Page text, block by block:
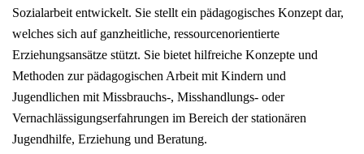
Sozialarbeit entwickelt. Sie stellt ein pädagogisches Konzept dar,
welches sich auf ganzheitliche, ressourcenorientierte
Erziehungsansätze stützt. Sie bietet hilfreiche Konzepte und
Methoden zur pädagogischen Arbeit mit Kindern und
Jugendlichen mit Missbrauchs-, Misshandlungs- oder
Vernachlässigungserfahrungen im Bereich der stationären
Jugendhilfe, Erziehung und Beratung.